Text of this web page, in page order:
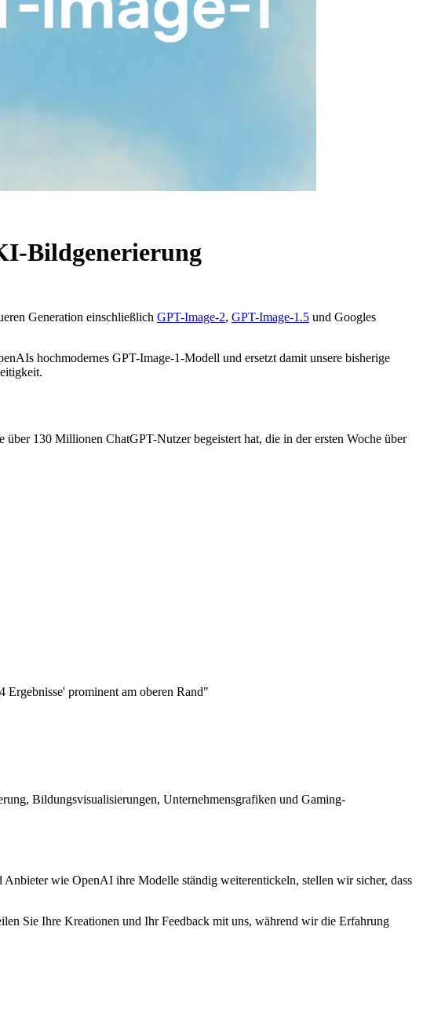
Bildgenerierung
Generation einschließlich GPT-Image-2, GPT-Image-1.5 und Googles
hochmodernes GPT-Image-1-Modell und ersetzt damit unsere bisherige
130 Millionen ChatGPT-Nutzer begeistert hat, die in der ersten Woche über
prominent am oberen Rand"
Bildungsvisualisierungen, Unternehmensgrafiken und Gaming-
wie OpenAI ihre Modelle ständig weiterentickeln, stellen wir sicher, dass
Sie Ihre Kreationen und Ihr Feedback mit uns, während wir die Erfahrung